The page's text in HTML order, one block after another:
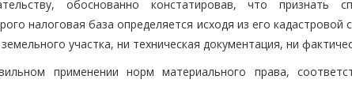
обоснованно констатировав, что признать
налоговая база определяется исходя из его кадастровой
участка, ни техническая документация, ни
применении норм материального права,